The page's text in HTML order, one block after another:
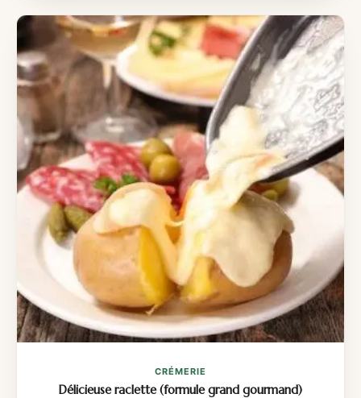
CRÉMERIE
Délicieuse raclette (formule grand gourmand)